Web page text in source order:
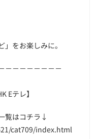
をお楽しみに。
－－－－－－－－
テレ】
覧はコチラ↓
cat709/index.html